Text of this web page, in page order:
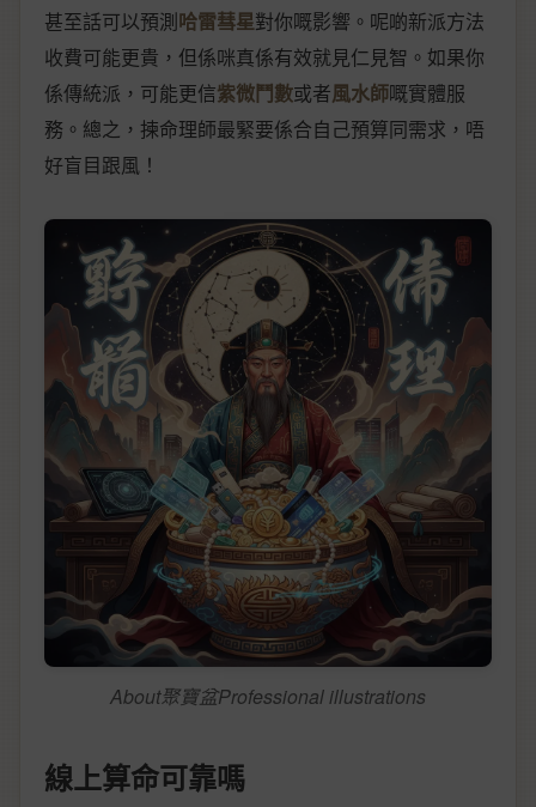
甚至話可以預測哈雷彗星對你嘅影響。呢啲新派方法
收費可能更貴，但係咪真係有效就見仁見智。如果你
係傳統派，可能更信紫微鬥數或者風水師嘅實體服
務。總之，揀命理師最緊要係合自己預算同需求，唔
好盲目跟風！
About聚寶盆Professional illustrations
線上算命可靠嗎